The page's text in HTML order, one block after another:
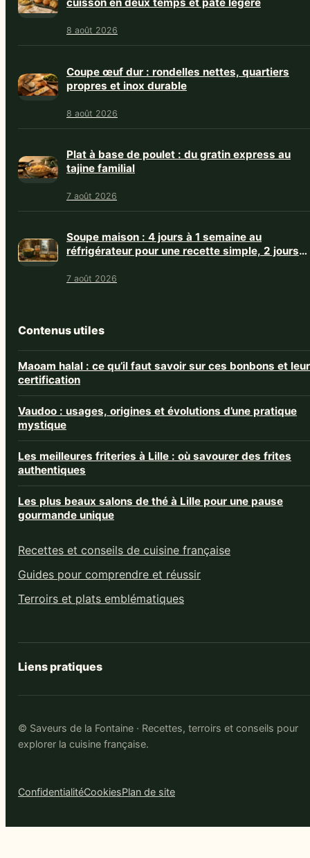
cuisson en deux temps et pâte légère
8 août 2026
Coupe œuf dur : rondelles nettes, quartiers
propres et inox durable
8 août 2026
Plat à base de poulet : du gratin express au
tajine familial
7 août 2026
Soupe maison : 4 jours à 1 semaine au
réfrigérateur pour une recette simple, 2 jours
7 août 2026
Contenus utiles
Maoam halal : ce qu’il faut savoir sur ces bonbons et leur
certification
Vaudoo : usages, origines et évolutions d’une pratique
mystique
Les meilleures friteries à Lille : où savourer des frites
authentiques
Les plus beaux salons de thé à Lille pour une pause
gourmande unique
Recettes et conseils de cuisine française
Guides pour comprendre et réussir
Terroirs et plats emblématiques
Liens pratiques
© Saveurs de la Fontaine · Recettes, terroirs et conseils pour
explorer la cuisine française.
ConfidentialitéCookiesPlan de site